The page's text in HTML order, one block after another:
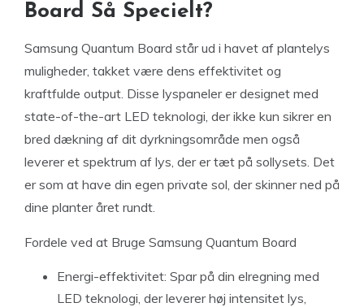
Board Så Specielt?
Samsung Quantum Board står ud i havet af plantelys
muligheder, takket være dens effektivitet og
kraftfulde output. Disse lyspaneler er designet med
state-of-the-art LED teknologi, der ikke kun sikrer en
bred dækning af dit dyrkningsområde men også
leverer et spektrum af lys, der er tæt på sollysets. Det
er som at have din egen private sol, der skinner ned på
dine planter året rundt.
Fordele ved at Bruge Samsung Quantum Board
Energi-effektivitet: Spar på din elregning med
LED teknologi, der leverer høj intensitet lys,